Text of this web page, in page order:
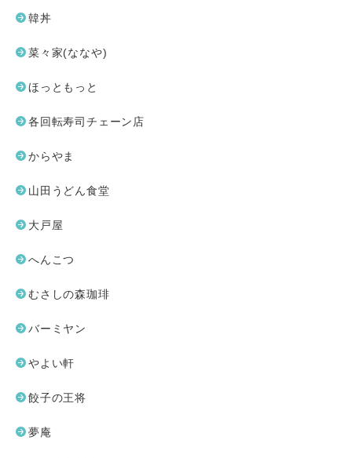
韓丼
菜々家(ななや)
ほっともっと
各回転寿司チェーン店
からやま
山田うどん食堂
大戸屋
へんこつ
むさしの森珈琲
バーミヤン
やよい軒
餃子の王将
夢庵